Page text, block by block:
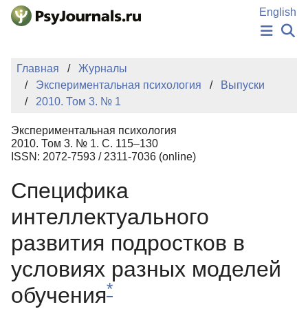
Перейти к основному содержанию
English
НОВОСТИ
КЛЮЧЕВЫЕ СЛОВА
Регистрация
Главная
Журналы
Экспериментальная психология
Выпуски
2010. Том 3. № 1
Экспериментальная психология
2010. Том 3. № 1. С. 115–130
ISSN: 2072-7593 / 2311-7036 (online)
Специфика
интеллектуального
развития подростков в
условиях разных моделей
обучения*